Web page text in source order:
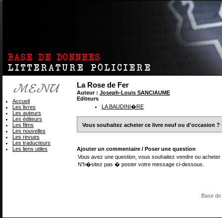
La Rose de Fer
Auteur : Joseph-Louis SANCIAUME
Editeurs
LA BAUDINI�RE
Vous souhaitez acheter ce livre neuf ou d'occasion ?
Ajouter un commentaire / Poser une question
Vous avez une question, vous souhaitez vendre ou
N'h�sitez pas � poster votre message ci-dessous.
Accueil
Les livres
Les auteurs
Les éditeurs
Les films
Les nouvelles
Les revues
Les traducteurs
Les liens utiles
Base